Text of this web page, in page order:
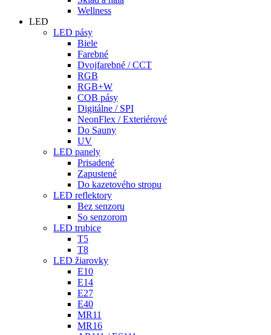
Wellness
LED
LED pásy
Biele
Farebné
Dvojfarebné / CCT
RGB
RGB+W
COB pásy
Digitálne / SPI
NeonFlex / Exteriérové
Do Sauny
UV
LED panely
Prisadené
Zapustené
Do kazetového stropu
LED reflektory
Bez senzoru
So senzorom
LED trubice
T5
T8
LED žiarovky
E10
E14
E27
E40
MR11
MR16